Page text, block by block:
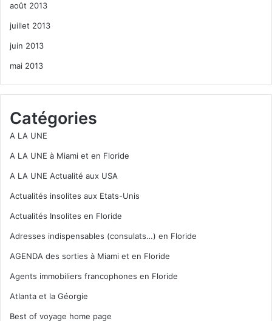
août 2013
juillet 2013
juin 2013
mai 2013
Catégories
A LA UNE
A LA UNE à Miami et en Floride
A LA UNE Actualité aux USA
Actualités insolites aux Etats-Unis
Actualités Insolites en Floride
Adresses indispensables (consulats…) en Floride
AGENDA des sorties à Miami et en Floride
Agents immobiliers francophones en Floride
Atlanta et la Géorgie
Best of voyage home page